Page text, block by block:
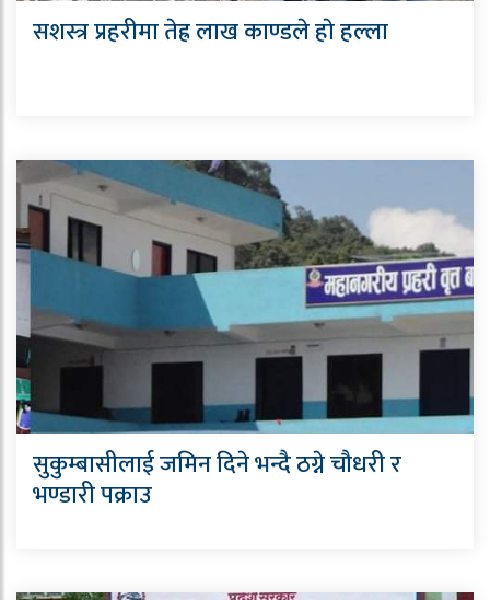
सशस्त्र प्रहरीमा तेह्र लाख काण्डले हाे हल्ला
सुकुम्बासीलाई जमिन दिने भन्दै ठग्ने चौधरी र
भण्डारी पक्राउ